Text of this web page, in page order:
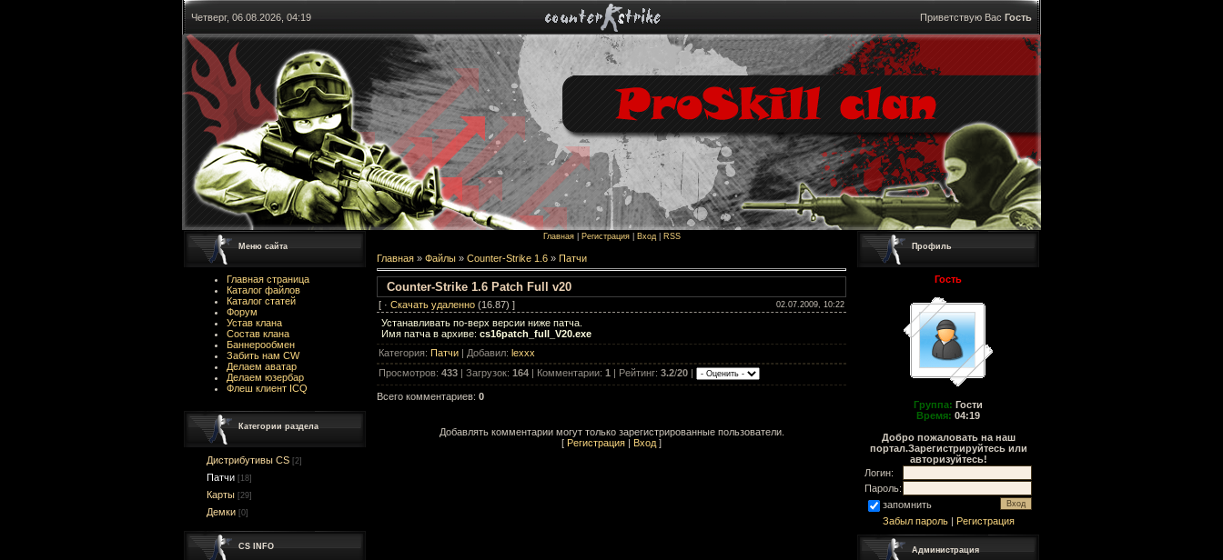
Четверг, 06.08.2026, 04:19 Приветствую Вас Гость
Меню сайта
Главная страница
Каталог файлов
Каталог статей
Форум
Устав клана
Состав клана
Баннерообмен
Забить нам CW
Делаем аватар
Делаем юзербар
Флеш клиент ICQ
Категории раздела
Дистрибутивы CS [2]
Патчи [18]
Карты [29]
Демки [0]
CS INFO
Главная| Регистрация| Вход| RSS
Главная » Файлы » Counter-Strike 1.6 » Патчи
Counter-Strike 1.6 Patch Full v20
[ · Скачать удаленно (16.87) ] 02.07.2009, 10:22
Устанавливать по-верх версии ниже патча.
Имя патча в архиве: cs16patch_full_V20.exe
Категория: Патчи | Добавил: lexxx
Просмотров: 433 | Загрузок: 164 | Комментарии: 1 | Рейтинг: 3.2/20 |
Всего комментариев: 0
Добавлять комментарии могут только зарегистрированные пользователи.
[ Регистрация | Вход ]
Профиль
Гость
Группа: Гости
Время: 04:19
Добро пожаловать на наш
портал.Зарегистрируйтесь или
авторизуйтесь!
Логин:
Пароль:
запомнить
Забыл пароль| Регистрация
Администрация